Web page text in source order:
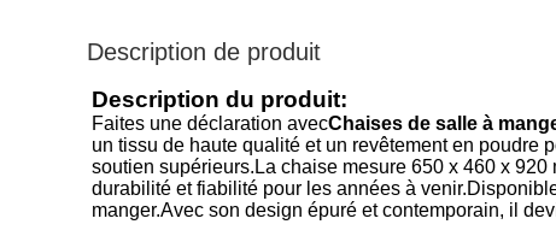
Description de produit
Description du produit:
Faites une déclaration avecChaises de salle à
un tissu de haute qualité et un revêtement en poudre
soutien supérieurs.La chaise mesure 650 x 460 x
durabilité et fiabilité pour les années à
manger.Avec son design épuré et contemporain, il